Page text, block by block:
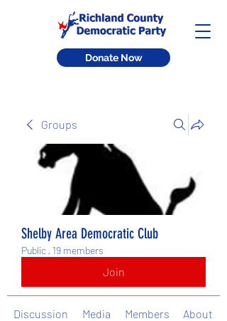
Donate Now
Groups
Shelby Area Democratic Club
Public · 19 members
Join
Discussion Media Members About